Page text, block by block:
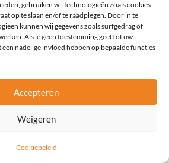
gebruiken wij technologieën zoals cookies
op te slaan en/of te raadplegen. Door in te
kunnen wij gegevens zoals surfgedrag of
Als je geen toestemming geeft of uw
nadelige invloed hebben op bepaalde functies
Accepteren
Weigeren
Cookiebeleid